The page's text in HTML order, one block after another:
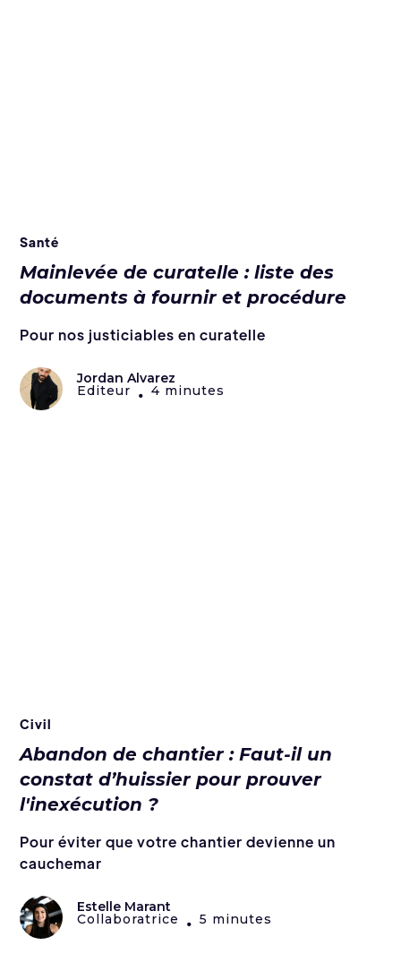
Santé
Mainlevée de curatelle : liste des
documents à fournir et procédure
Pour nos justiciables en curatelle
Jordan Alvarez
Editeur • 4 minutes
Civil
Abandon de chantier : Faut-il un
constat d’huissier pour prouver
l'inexécution ?
Pour éviter que votre chantier devienne un
cauchemar
Estelle Marant
Collaboratrice • 5 minutes